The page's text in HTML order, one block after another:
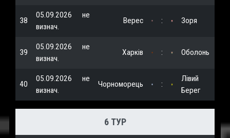
38
05.09.2026
не
визнач.
Верес : Зоря
39
05.09.2026
не
визнач.
Харків : Оболонь
40
05.09.2026
не
визнач.
Чорноморець :
Лівий
Берег
6 ТУР